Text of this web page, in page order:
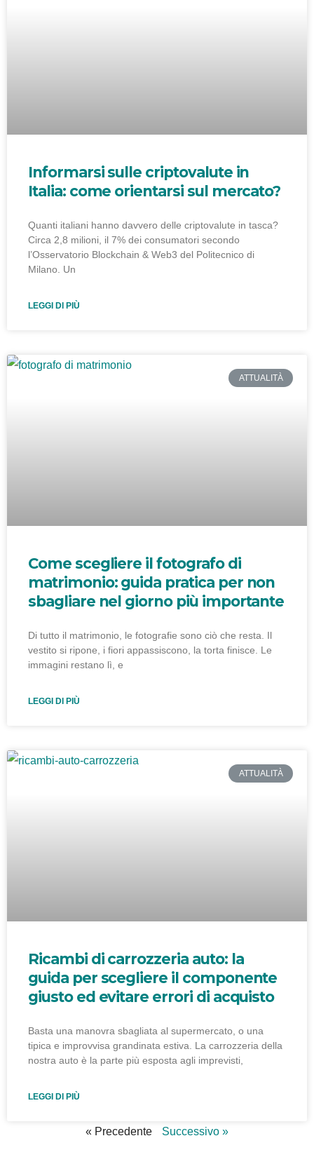
Informarsi sulle criptovalute in
Italia: come orientarsi sul mercato?
Quanti italiani hanno davvero delle criptovalute in tasca?
Circa 2,8 milioni, il 7% dei consumatori secondo
l’Osservatorio Blockchain & Web3 del Politecnico di
Milano. Un
LEGGI DI PIÙ
ATTUALITÀ
Come scegliere il fotografo di
matrimonio: guida pratica per non
sbagliare nel giorno più importante
Di tutto il matrimonio, le fotografie sono ciò che resta. Il
vestito si ripone, i fiori appassiscono, la torta finisce. Le
immagini restano lì, e
LEGGI DI PIÙ
ATTUALITÀ
Ricambi di carrozzeria auto: la
guida per scegliere il componente
giusto ed evitare errori di acquisto
Basta una manovra sbagliata al supermercato, o una
tipica e improvvisa grandinata estiva. La carrozzeria della
nostra auto è la parte più esposta agli imprevisti,
LEGGI DI PIÙ
« Precedente Successivo »